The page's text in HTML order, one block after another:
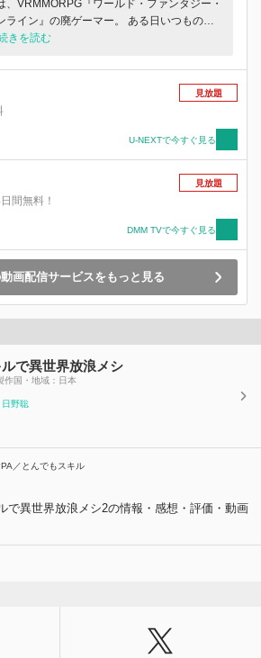
、VRMMORPG『ワールド・ファンタジー・
ライン』の廃ゲーマー。 ある日いつものよ
ログインしてみると、なにか普段と様子が違
それとも異世界？ そして、その地に降り立
ユナの装備は『クマの服』『クマの手袋』
マの靴』で固められていて ――んん？く
ゃこれはーーーーーーっ！？」 クマっ子、
！ しかもこのクマ、ただのクマじゃない。
最強クラスの魔法とスキルを秘めた、とんで
くスーパーなクマだったのだ！ そんな、世
服だってできちゃいそうな強大な力を手にし
ユナの目的――それは！？ この世界でも、ひ
クマっ子による、クマな冒険とクマな日常の
、始まります♪
きを読む
見放題
U-NEXTで今すぐ見る
間無料！
見放題
DMM TVで今すぐ見る
画配信サービスをもっと見る
で異世界放浪メシ
作国・地域：日本
日野聡
／とんでもスキル
で異世界放浪メシ2の情報・感想・評価・動画